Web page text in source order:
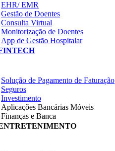
EHR/ EMR
Gestão de Doentes
Consulta Virtual
Monitorização de Doentes
App de Gestão Hospitalar
Solução de Pagamento de Faturação
Seguros
Investimento
Aplicações Bancárias Móveis
Finanças e Banca